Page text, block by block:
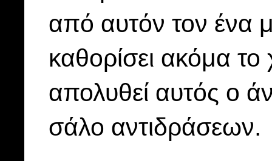
από αυτόν τον ένα
καθορίσει ακόμα
απολυθεί αυτός ο
σάλο αντιδράσεων.